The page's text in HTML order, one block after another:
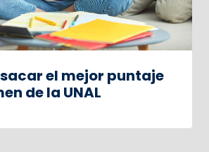
el mejor puntaje
de la UNAL